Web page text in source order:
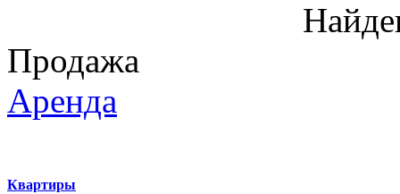
Продажа
Аренда
Квартиры